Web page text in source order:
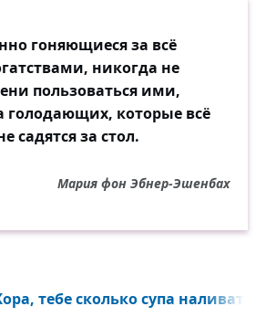
гоняющиеся за всё
никогда не
пользоваться ими,
голодающих, которые всё
садятся за стол.
Мария фон Эбнер-Эшенбах
тебе сколько супа наливать?